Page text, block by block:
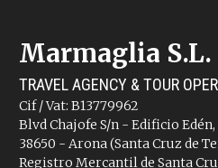
Marmaglia S.L.
TRAVEL AGENCY & TOUR
Cif / Vat: B13779962
Blvd Chajofe S/n - Edificio
38650 - Arona (Santa Cruz de
Registro Mercantil de Santa